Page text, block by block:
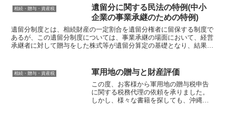
をした官公署から、原則として死亡地の
市町村長への死亡報...
相続・贈与・資産税
遺留分に関する民法の特例(中小
企業の事業承継のための特例)
遺留分制度とは、相続財産の一定割合を遺留分権者に留保する制度で
あるが、この遺留分制度については、事業承継の場面において、経営
承継者に対して贈与をした株式等が遺留分算定の基礎となり、結果と
相続・贈与・資産税 軍用地の贈与と財産評価
この度、お客様から軍用地の贈与税申告
に関する税務代理の依頼を承りました。
しかし、様々な書籍を探しても、沖縄特